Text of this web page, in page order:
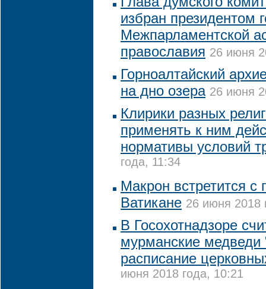
избран президентом
Межпарламентской
православия 26 июня
Горноалтайский
на дно озера 26 июня
Клирики разных
применять к ним
нормативы условий
года, 11:34
Макрон встретится
Ватикане 26 июня 2018
В Госохотнадзоре
мурманские медведи
расписание
июня 2018 года, 10:21